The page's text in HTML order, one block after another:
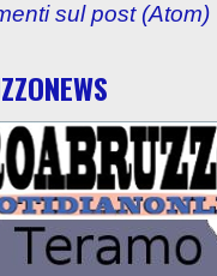
sul post (Atom)